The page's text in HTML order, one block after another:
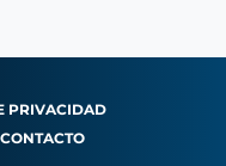
PRIVACIDAD
CONTACTO